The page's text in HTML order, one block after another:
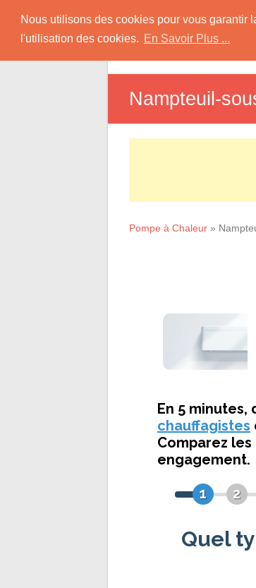
Nous utilisons des cookies pour vous garantir
l'utilisation des cookies. En Savoir Plus ...
content
Pompe à
Informations sur les Pompes
Nampteuil-
Pompe à Chaleur »